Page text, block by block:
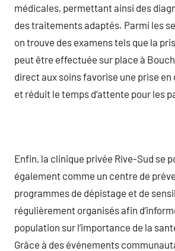
médicales, permettant ainsi des
des traitements adaptés. Parmi les
on trouve des examens tels que la
peut être effectuée sur place à
direct aux soins favorise une prise
et réduit le temps d’attente pour les
Enfin, la clinique privée Rive-Sud se
également comme un centre de
programmes de dépistage et de
régulièrement organisés afin
population sur l’importance de la
Grâce à des événements